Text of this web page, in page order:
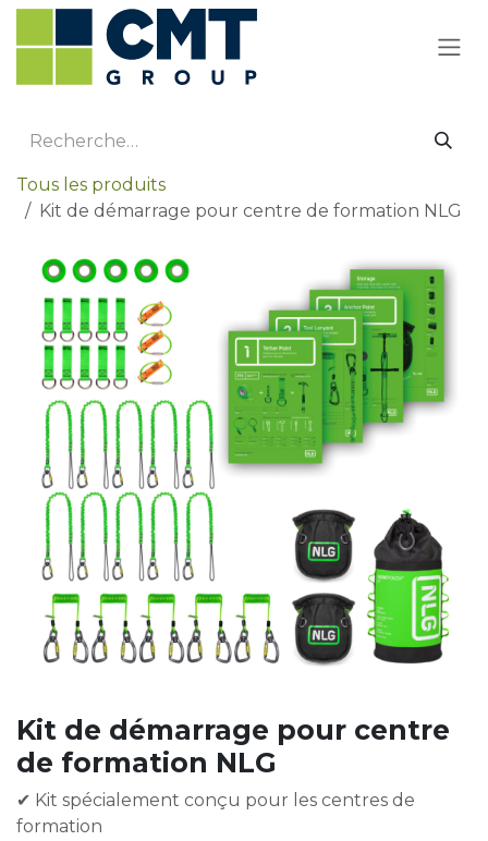
Se rendre au contenu
Tous les produits
Kit de démarrage pour centre de formation NLG
Kit de démarrage pour centre
de formation NLG
✔ Kit spécialement conçu pour les centres de
formation